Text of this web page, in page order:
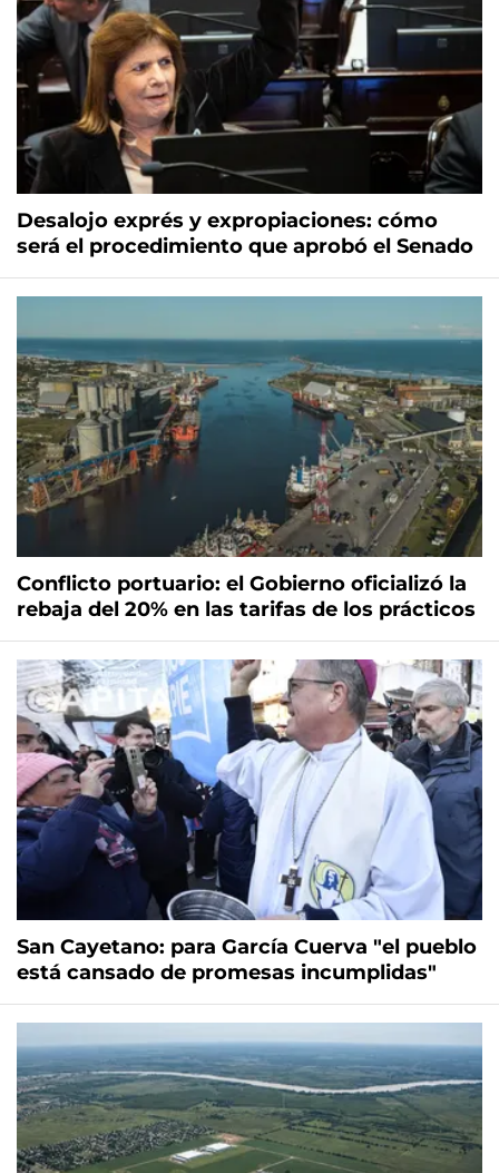
Desalojo exprés y expropiaciones: cómo
será el procedimiento que aprobó el Senado
Conflicto portuario: el Gobierno oficializó la
rebaja del 20% en las tarifas de los prácticos
San Cayetano: para García Cuerva "el pueblo
está cansado de promesas incumplidas"